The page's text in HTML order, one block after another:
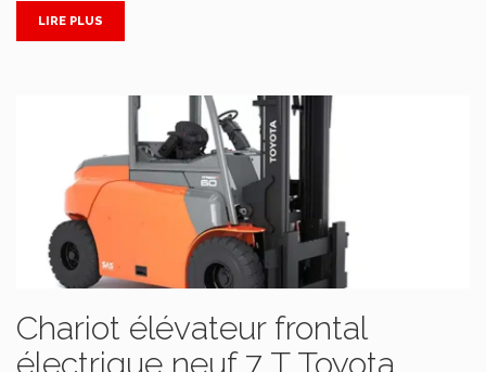
LIRE PLUS
Chariot élévateur frontal
électrique neuf 7 T Toyota